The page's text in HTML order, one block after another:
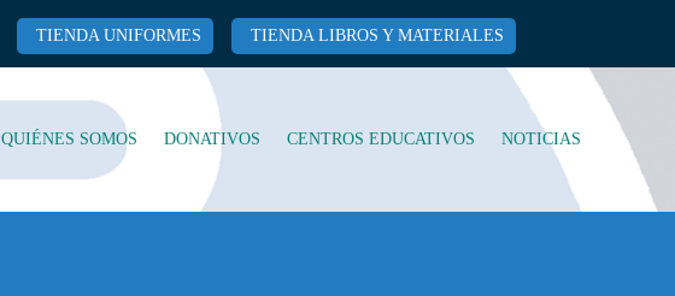
TIENDA UNIFORMES TIENDA LIBROS Y MATERIALES
QUIÉNES SOMOS DONATIVOS CENTROS EDUCATIVOS NOTICIAS